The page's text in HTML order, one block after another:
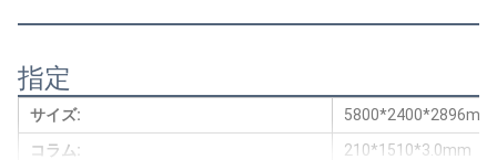
指定
サイズ:
5800*2400*2896mm
コラム:
210*1510*3.0mm